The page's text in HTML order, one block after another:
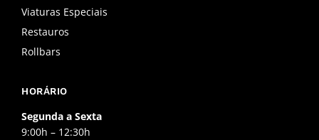
Viaturas Especiais
Restauros
Rollbars
HORÁRIO
Segunda a Sexta
9:00h – 12:30h